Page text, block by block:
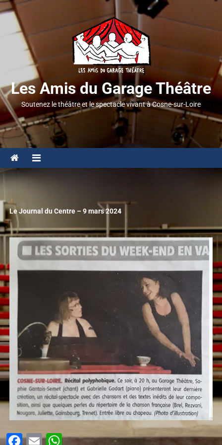
Les Amis du Garage Théâtre
Soutenez le théâtre et le spectacle vivant à Cosne-sur-Loire
Le Journal du Centre – 9 mars 2024
Facebook
EmailWhatsApp